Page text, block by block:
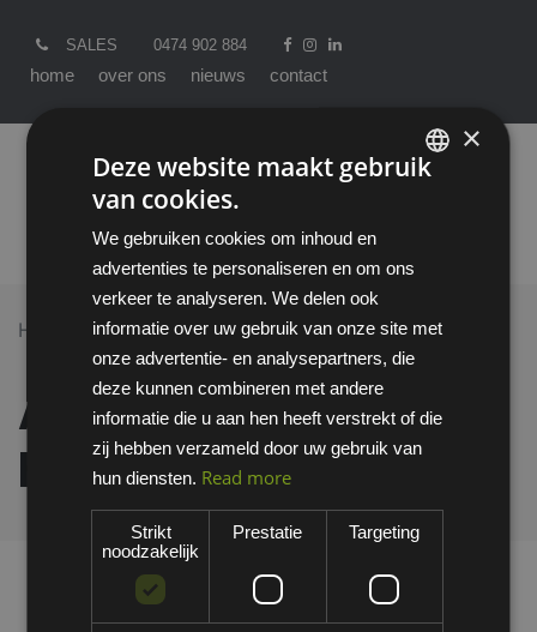
SALES 0474 902 884
home over ons nieuws contact
Home >All Products
Ansell HyFlex 11-937 handschoen
Ansell HyFlex 11-937
handschoen
×
Deze website maakt gebruik
van cookies.
We gebruiken cookies om inhoud en
advertenties te personaliseren en om ons
verkeer te analyseren. We delen ook
informatie over uw gebruik van onze site met
onze advertentie- en analysepartners, die
deze kunnen combineren met andere
informatie die u aan hen heeft verstrekt of die
zij hebben verzameld door uw gebruik van
hun diensten. Read more
Strikt
noodzakelijk
Prestatie Targeting